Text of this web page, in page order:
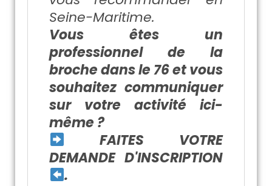
Seine-Maritime.
Vous êtes un
professionnel de la
broche dans le 76 et vous
souhaitez communiquer
sur votre activité ici-
même ?
FAITES VOTRE
DEMANDE D'INSCRIPTION
.